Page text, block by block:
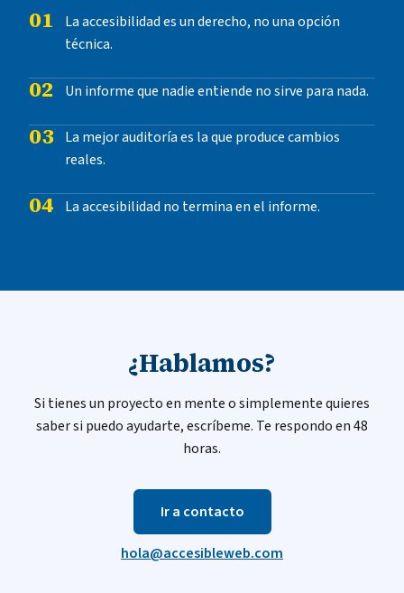
01
La accesibilidad es un derecho, no una opción
técnica.
02 Un informe que nadie entiende no sirve para nada.
03 La mejor auditoría es la que produce cambios
reales.
04 La accesibilidad no termina en el informe.
¿Hablamos?
Si tienes un proyecto en mente o simplemente quieres
saber si puedo ayudarte, escríbeme. Te respondo en 48
horas.
Ir a contacto
hola@accesibleweb.com